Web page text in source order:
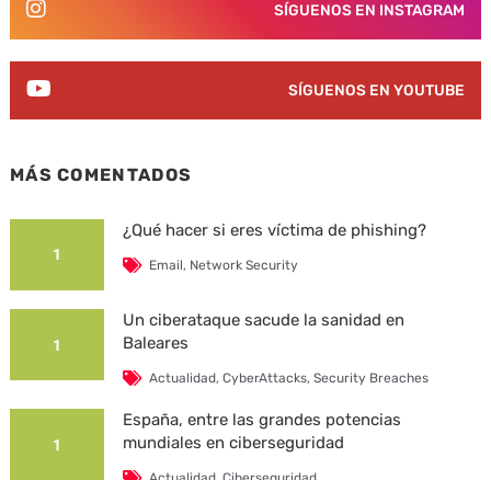
SÍGUENOS EN INSTAGRAM
SÍGUENOS EN YOUTUBE
MÁS COMENTADOS
1
¿Qué hacer si eres víctima de phishing?
Email, Network Security
1
Un ciberataque sacude la sanidad en
Baleares
Actualidad,CyberAttacks,Security Breaches
1
España, entre las grandes potencias
mundiales en ciberseguridad